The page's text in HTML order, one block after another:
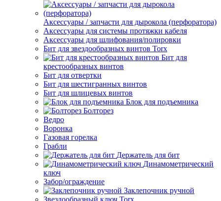
Аксессуары / запчасти для дырокола (перфоратора)
Аксессуары для системы протяжки кабеля
Аксессуары для шлифования/полировки
Бит для звездообразных винтов Torx
Бит для
крестообразных винтов
Бит для отвертки
Бит для шестигранных винтов
Бит для шлицевых винтов
Блок для подъемника
Болторез
Ведро
Воронка
Газовая горелка
Грабли
Держатель для бит
Динамометрический
ключ
Забор/ограждение
Заклепочник ручной
Звездообразный ключ Torx